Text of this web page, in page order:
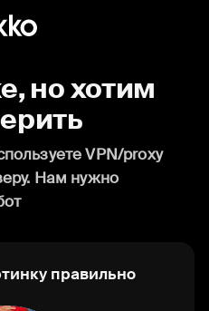
но хотим
VPN/proxy
Нам нужно
правильно